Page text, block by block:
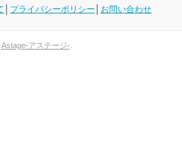
プライバシーポリシー お問い合わせ
Astage-アステージ-